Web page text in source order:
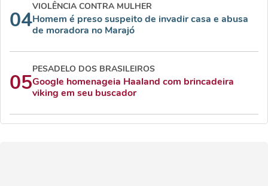
04
VIOLÊNCIA CONTRA MULHER
Homem é preso suspeito de invadir casa e abusa
de moradora no Marajó
05
PESADELO DOS BRASILEIROS
Google homenageia Haaland com brincadeira
viking em seu buscador